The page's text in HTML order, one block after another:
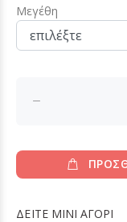
Μεγέθη
ΔΕΙΤΕ MINI ΑΓΟΡΙ